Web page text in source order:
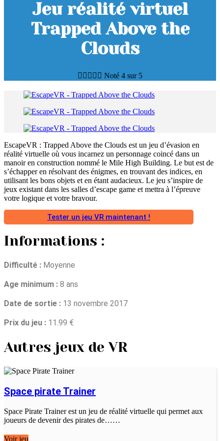
Jeu réalité virtuel
Trapped Above the
Clouds
     Noté 4 sur 5
EscapeVR : Trapped Above the Clouds est un jeu d’évasion en
réalité virtuelle où vous incarnez un personnage coincé dans un
manoir en construction nommé le Mile High Building. Le but est de
s’échapper en résolvant des énigmes, en trouvant des indices, en
utilisant les bons objets et en étant audacieux. Le jeu s’inspire de
jeux existant dans les salles d’escape game et mettra à l’épreuve
votre logique et votre bravour.
Tester un jeu VR maintenant !
Informations :
Difficulté : Moyenne
Age minimum : 8 ans
Date de sortie : 13 novembre 2017
Prix du jeu : 11.99 €
Autres jeux de VR
Space pirate Trainer
Space Pirate Trainer est un jeu de réalité virtuelle qui permet aux
joueurs de devenir des pirates de……
Voir jeu